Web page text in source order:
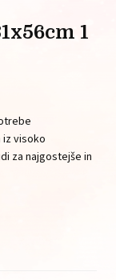
iz visoko
za najgostejše in